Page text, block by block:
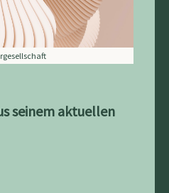
seinem aktuellen